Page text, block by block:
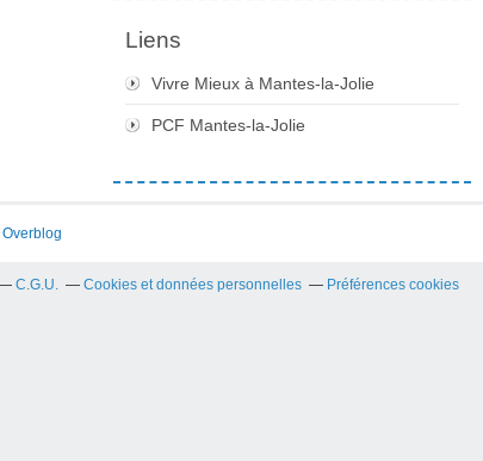
Liens
Vivre Mieux à Mantes-la-Jolie
PCF Mantes-la-Jolie
Overblog
C.G.U. Cookies et données personnelles Préférences cookies